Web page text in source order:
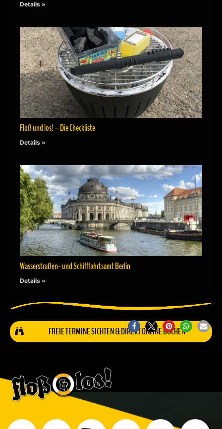
Details »
Floß und los! – Die Checkliste
Details »
Wasserstraßen- und Schifffahrtsamt Berlin
Details »
FREIE TERMINE SICHTEN & DIREKT ONLINE BUCHEN